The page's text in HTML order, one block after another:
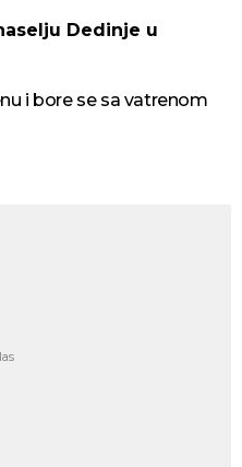
Dedinje u
i bore se sa vatrenom